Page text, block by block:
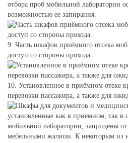
отбора проб мобильной лаборатории
возможностью ее запирания.
9. Часть шкафов приёмного отсека
доступ со стороны прохода.
10. Установленное в приёмном отеке
перевозки пассажира, а также для